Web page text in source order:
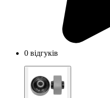
0 відгуків